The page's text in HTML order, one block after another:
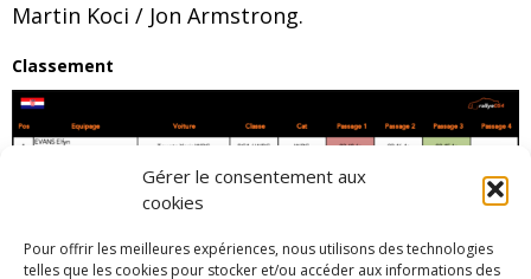
Gérer le consentement aux
cookies
Pour offrir les meilleures expériences, nous utilisons des technologies
telles que les cookies pour stocker et/ou accéder aux informations des
Martin Koci / Jon Armstrong.
Classement